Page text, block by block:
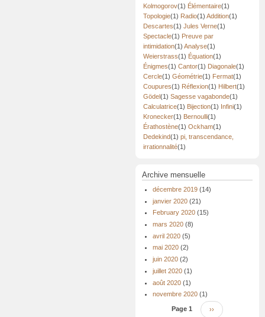
Kolmogorov(1) Élémentaire(1)
Topologie(1) Radio(1) Addition(1)
Descartes(1) Jules Verne(1)
Spectacle(1) Preuve par
intimidation(1) Analyse(1)
Weierstrass(1) Équation(1)
Énigmes(1) Cantor(1) Diagonale(1)
Cercle(1) Géométrie(1) Fermat(1)
Coupures(1) Réflexion(1) Hilbert(1)
Gödel(1) Sagesse vagabonde(1)
Calculatrice(1) Bijection(1) Infini(1)
Kronecker(1) Bernoulli(1)
Érathostène(1) Ockham(1)
Dedekind(1) pi, transcendance,
irrationnalité(1)
Archive mensuelle
décembre 2019 (14)
janvier 2020 (21)
February 2020 (15)
mars 2020 (8)
avril 2020 (5)
mai 2020 (2)
juin 2020 (2)
juillet 2020 (1)
août 2020 (1)
novembre 2020 (1)
PaginationPage 1
Page
››